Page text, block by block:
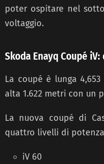
poter ospitare nel
voltaggio.
Skoda Enayq Coupé
La coupé è lunga
alta 1.622 metri con un
La nuova coupé di
quattro livelli di
iV 60